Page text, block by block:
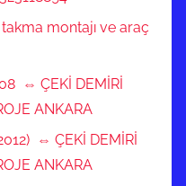
montajı ve araç
⇔ ÇEKİ DEMİRİ
ANKARA
⇔ ÇEKİ DEMİRİ
ANKARA